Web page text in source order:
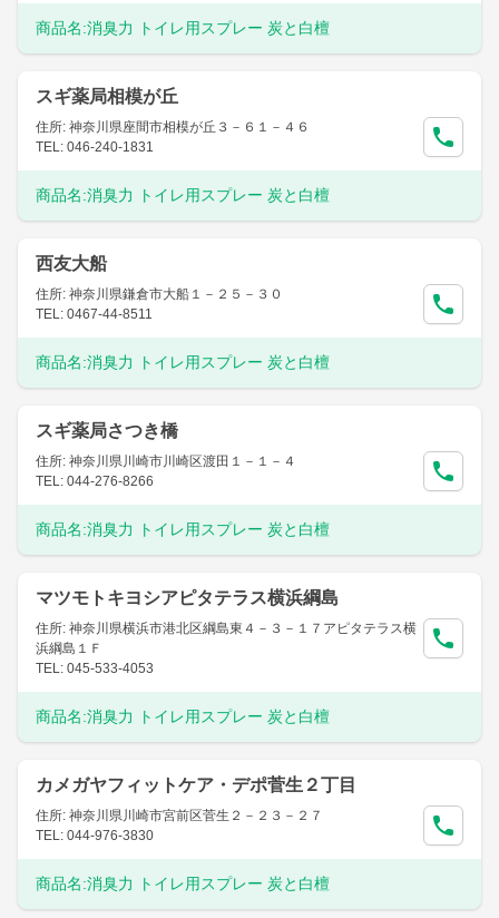
商品名:消臭力 トイレ用スプレー 炭と白檀
スギ薬局相模が丘
住所: 神奈川県座間市相模が丘３－６１－４６
TEL: 046-240-1831
商品名:消臭力 トイレ用スプレー 炭と白檀
西友大船
住所: 神奈川県鎌倉市大船１－２５－３０
TEL: 0467-44-8511
商品名:消臭力 トイレ用スプレー 炭と白檀
スギ薬局さつき橋
住所: 神奈川県川崎市川崎区渡田１－１－４
TEL: 044-276-8266
商品名:消臭力 トイレ用スプレー 炭と白檀
マツモトキヨシアピタテラス横浜綱島
住所: 神奈川県横浜市港北区綱島東４－３－１７アピタテラス横
浜綱島１Ｆ
TEL: 045-533-4053
商品名:消臭力 トイレ用スプレー 炭と白檀
カメガヤフィットケア・デポ菅生２丁目
住所: 神奈川県川崎市宮前区菅生２－２３－２７
TEL: 044-976-3830
商品名:消臭力 トイレ用スプレー 炭と白檀